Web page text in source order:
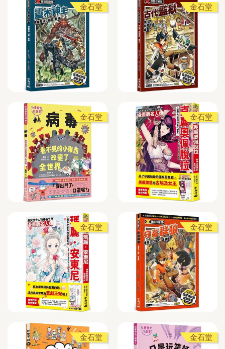
金石堂 金石堂
金石堂 金石堂
金石堂 金石堂
金石堂 金石堂